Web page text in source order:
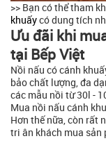
>> Bạn có thể tham
khuấycó dung tích
Ưu đãi khi
tại Bếp Việt
Nồi nấu có cánh
bảo chất lượng, đa
các mẫu nồi từ 30l -
Mua nồi nấu cánh
Hơn thế nữa, còn rất
tri ân khách mua sản